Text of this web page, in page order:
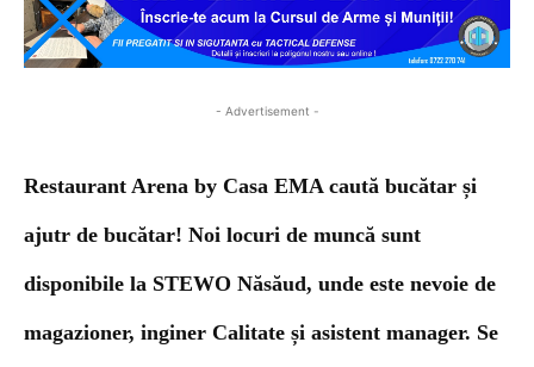
- Advertisement -
Restaurant Arena by Casa EMA caută bucătar și
ajutr de bucătar! Noi locuri de muncă sunt
disponibile la STEWO Năsăud, unde este nevoie de
magazioner, inginer Calitate și asistent manager. Se